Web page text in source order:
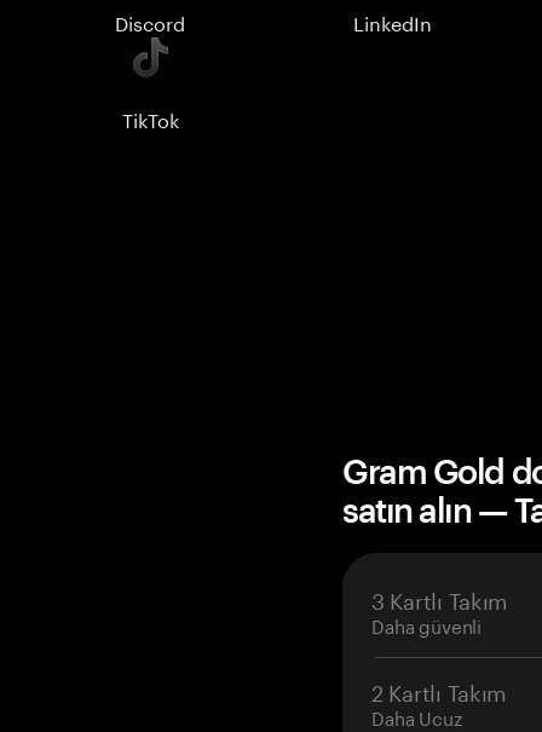
Discord LinkedIn
TikTok
Gram Gold
satın alın —
3 Kartlı Takım
Daha güvenli
2 Kartlı Takım
Daha Ucuz